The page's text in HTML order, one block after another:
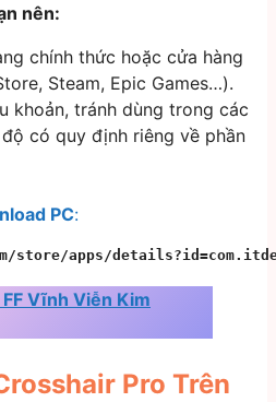
nên:
chính thức hoặc cửa hàng
Steam, Epic Games…).
khoản, tránh dùng trong các
có quy định riêng về phần
PC:
store/apps/
Vĩnh Viễn Kim
Pro Trên